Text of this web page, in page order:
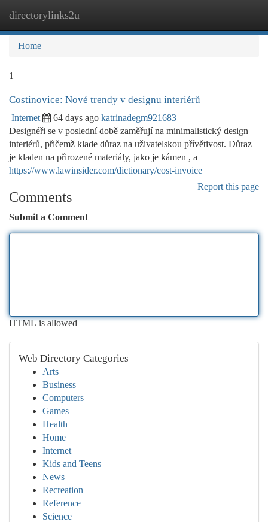
directorylinks2u
Home
1
Costinovice: Nové trendy v designu interiérů
Internet 64 days ago katrinadegm921683
Designéři se v poslední době zaměřují na minimalistický design
interiérů, přičemž klade důraz na uživatelskou přívětivost. Důraz
je kladen na přirozené materiály, jako je kámen , a
https://www.lawinsider.com/dictionary/cost-invoice
Report this page
Comments
Submit a Comment
HTML is allowed
Web Directory Categories
Arts
Business
Computers
Games
Health
Home
Internet
Kids and Teens
News
Recreation
Reference
Science